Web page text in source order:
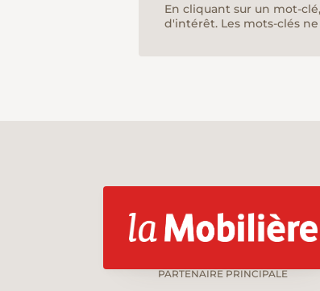
En cliquant sur un mot-
d'intérêt. Les mots-clés
PARTENAIRE PRINCIPALE